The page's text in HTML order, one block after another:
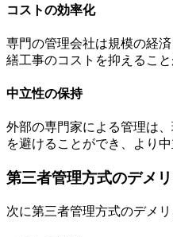
第三者管理方式
コストの効率化
専門の管理会社は規模の経
繕工事のコストを抑えること
中立性の保持
外部の専門家による管理は
を避けることができ、より
第三者管理方式のデメ
次に第三者管理方式のデメ